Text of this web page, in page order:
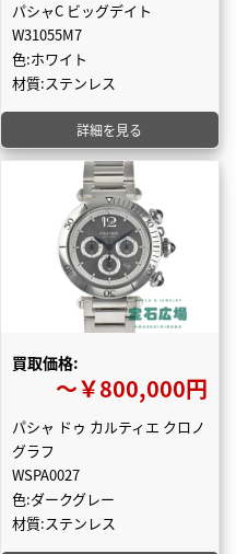
パシャC ビッグデイト
W31055M7
色:ホワイト
材質:ステンレス
詳細を見る
買取価格:
〜￥800,000円
パシャ ドゥ カルティエ クロノ
グラフ
WSPA0027
色:ダークグレー
材質:ステンレス